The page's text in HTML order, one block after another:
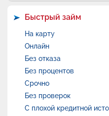
Быстрый займ
На карту
Онлайн
Без отказа
Без процентов
Срочно
Без проверок
С плохой кредитной